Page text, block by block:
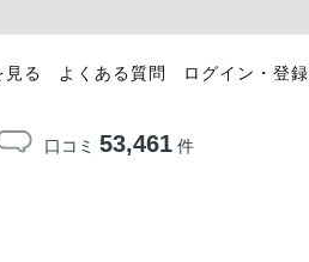
見る よくある質問 ログイン・登録
口コミ 53,461件